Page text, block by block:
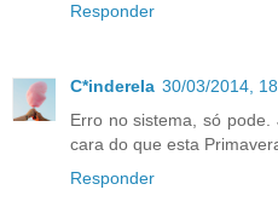
Responder
C*inderela 30/03/2014,
Erro no sistema, só
cara do que esta
Responder